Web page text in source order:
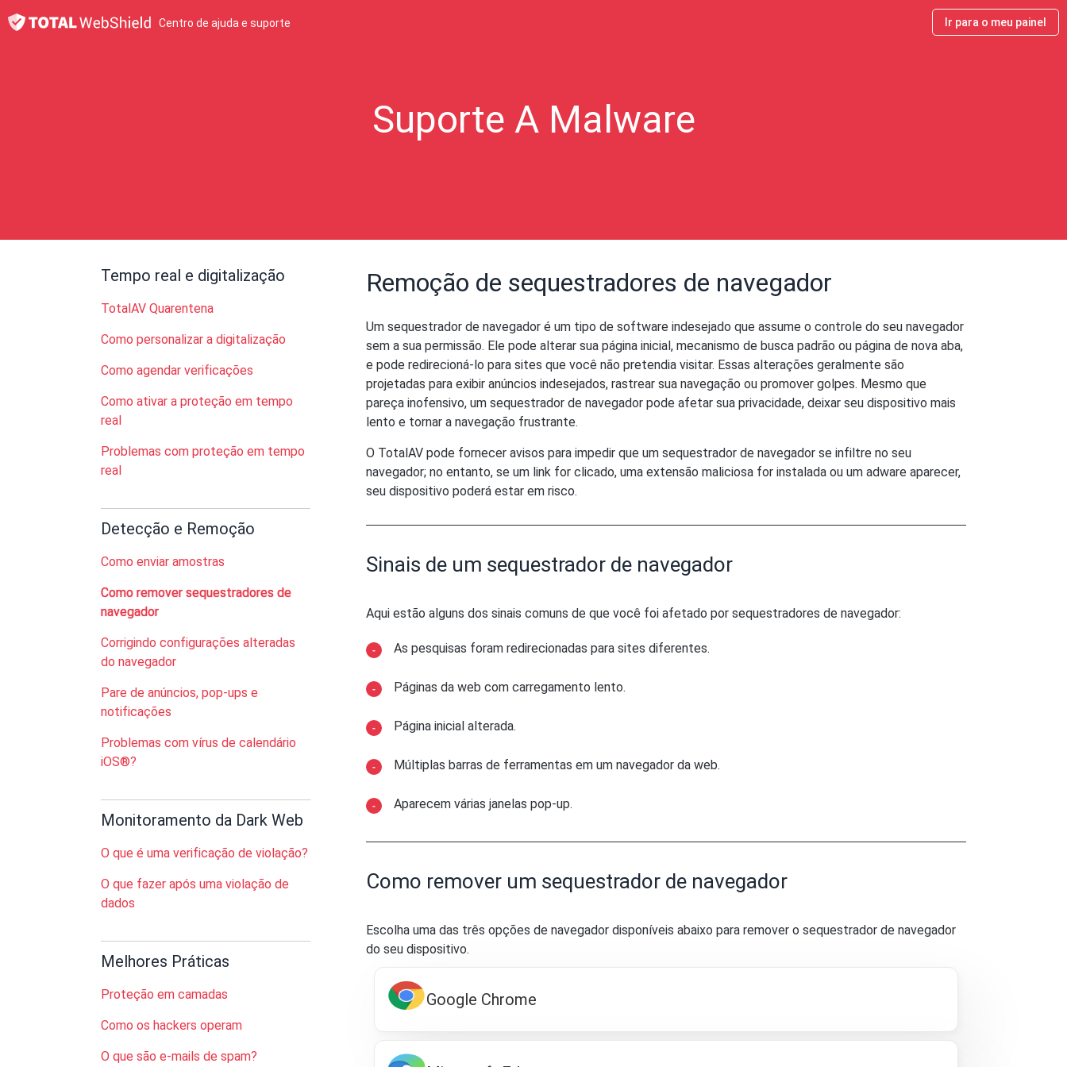
Centro de ajuda e suporte Ir para o meu painel
Suporte A Malware
Tempo real e digitalização
TotalAV Quarentena
Como personalizar a digitalização
Como agendar verificações
Como ativar a proteção em tempo
real
Problemas com proteção em tempo
real
Detecção e Remoção
Como enviar amostras
Como remover sequestradores de
navegador
Corrigindo configurações alteradas
do navegador
Pare de anúncios, pop-ups e
notificações
Problemas com vírus de calendário
iOS®?
Monitoramento da Dark Web
O que é uma verificação de violação?
O que fazer após uma violação de
dados
Melhores Práticas
Proteção em camadas
Como os hackers operam
O que são e-mails de spam?
Remoção de sequestradores de navegador
Um sequestrador de navegador é um tipo de software indesejado que assume o controle do seu navegador
sem a sua permissão. Ele pode alterar sua página inicial, mecanismo de busca padrão ou página de nova aba,
e pode redirecioná-lo para sites que você não pretendia visitar. Essas alterações geralmente são
projetadas para exibir anúncios indesejados, rastrear sua navegação ou promover golpes. Mesmo que
pareça inofensivo, um sequestrador de navegador pode afetar sua privacidade, deixar seu dispositivo mais
lento e tornar a navegação frustrante.
O TotalAV pode fornecer avisos para impedir que um sequestrador de navegador se infiltre no seu
navegador; no entanto, se um link for clicado, uma extensão maliciosa for instalada ou um adware aparecer,
seu dispositivo poderá estar em risco.
Sinais de um sequestrador de navegador
Aqui estão alguns dos sinais comuns de que você foi afetado por sequestradores de navegador:
As pesquisas foram redirecionadas para sites diferentes.
Páginas da web com carregamento lento.
Página inicial alterada.
Múltiplas barras de ferramentas em um navegador da web.
Aparecem várias janelas pop-up.
Como remover um sequestrador de navegador
Escolha uma das três opções de navegador disponíveis abaixo para remover o sequestrador de navegador
do seu dispositivo.
Google Chrome